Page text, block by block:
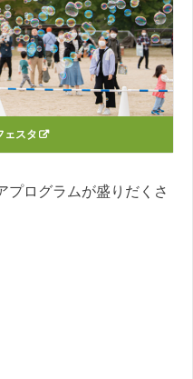
ェスタ
プログラムが盛りだくさ